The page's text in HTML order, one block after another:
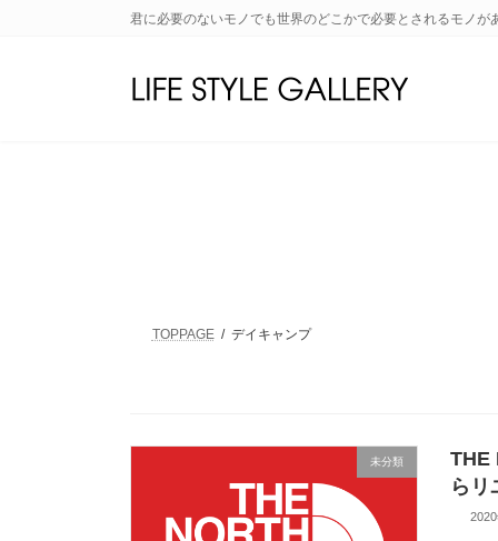
君に必要のないモノでも世界のどこかで必要とされるモノが
TOPPAGE デイキャンプ
未分類
THE
ら